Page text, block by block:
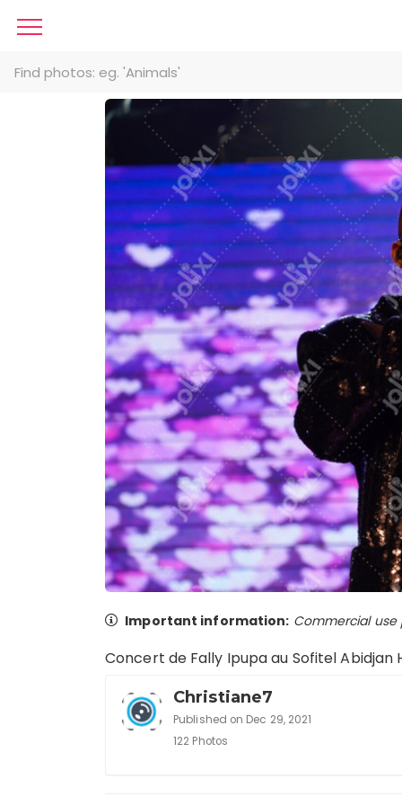
Important information: Commercial use
Concert de Fally Ipupa au Sofitel Abidjan
Christiane7
Published on Dec 29, 2021
122 Photos